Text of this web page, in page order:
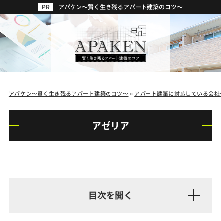
アパケン～賢く生き残るアパート建築のコツ～
アパケン～賢く生き残るアパート建築のコツ～» アパート建築に対応している会
アゼリア